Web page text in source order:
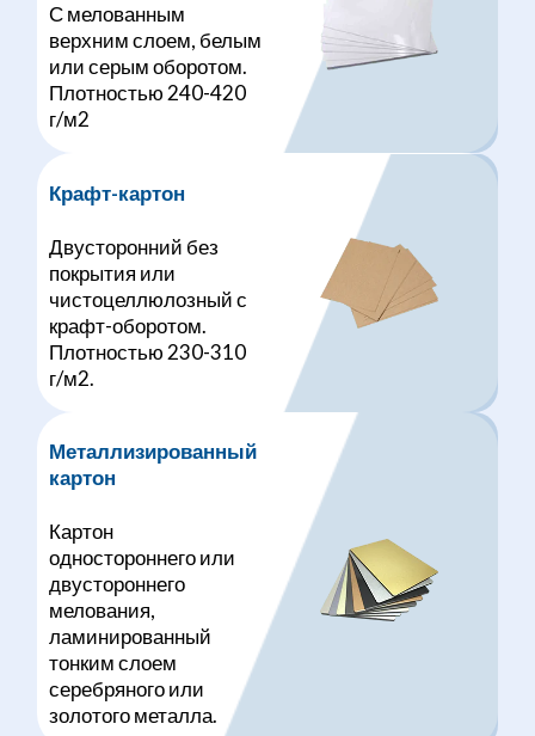
С мелованным
верхним слоем, белым
или серым оборотом.
Плотностью 240-420
г/м2
Крафт-картон
Двусторонний без
покрытия или
чистоцеллюлозный с
крафт-оборотом.
Плотностью 230-310
г/м2.
Металлизированный
картон
Картон
одностороннего или
двустороннего
мелования,
ламинированный
тонким слоем
серебряного или
золотого металла.